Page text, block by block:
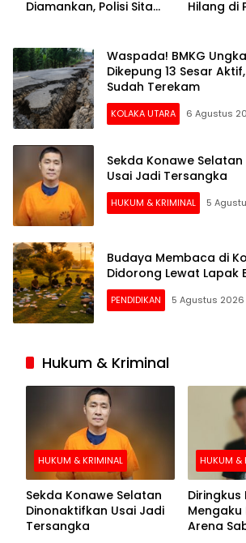
Diamankan, Polisi Sita
Hilang di
Waspada! BMKG
Dikepung 13 Sesar
Sudah Terekam
KOLAKA UTARA 6 Agustus
Sekda Konawe
Usai Jadi Tersangka
HUKUM & KRIMINAL 5
Budaya Membaca di
Didorong Lewat Lapak
PENDIDIKAN 5 Agustus 2026
Hukum & Kriminal
HUKUM & KRIMINAL
Sekda Konawe Selatan
Dinonaktifkan Usai Jadi
Tersangka
HUKUM &
Diringkus
Mengaku
Arena